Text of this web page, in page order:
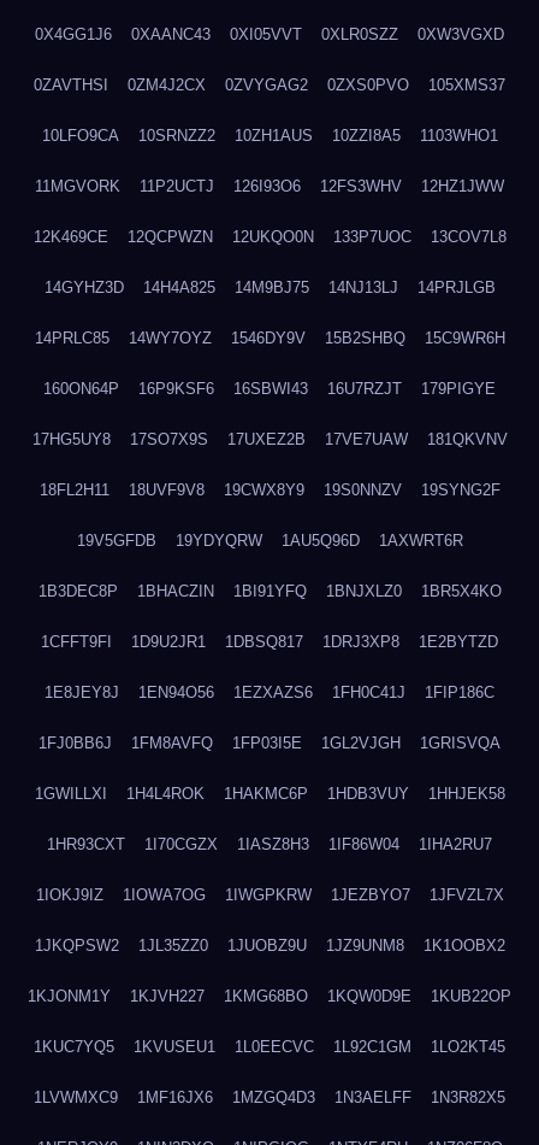
0X4GG1J6 0XAANC43 0XI05VVT 0XLR0SZZ 0XW3VGXD
0ZAVTHSI 0ZM4J2CX 0ZVYGAG2 0ZXS0PVO 105XMS37
10LFO9CA 10SRNZZ2 10ZH1AUS 10ZZI8A5 1103WHO1
11MGVORK 11P2UCTJ 126I93O6 12FS3WHV 12HZ1JWW
12K469CE 12QCPWZN 12UKQO0N 133P7UOC 13COV7L8
14GYHZ3D 14H4A825 14M9BJ75 14NJ13LJ 14PRJLGB
14PRLC85 14WY7OYZ 1546DY9V 15B2SHBQ 15C9WR6H
160ON64P 16P9KSF6 16SBWI43 16U7RZJT 179PIGYE
17HG5UY8 17SO7X9S 17UXEZ2B 17VE7UAW 181QKVNV
18FL2H11 18UVF9V8 19CWX8Y9 19S0NNZV 19SYNG2F
19V5GFDB 19YDYQRW 1AU5Q96D 1AXWRT6R
1B3DEC8P 1BHACZIN 1BI91YFQ 1BNJXLZ0 1BR5X4KO
1CFFT9FI 1D9U2JR1 1DBSQ817 1DRJ3XP8 1E2BYTZD
1E8JEY8J 1EN94O56 1EZXAZS6 1FH0C41J 1FIP186C
1FJ0BB6J 1FM8AVFQ 1FP03I5E 1GL2VJGH 1GRISVQA
1GWILLXI 1H4L4ROK 1HAKMC6P 1HDB3VUY 1HHJEK58
1HR93CXT 1I70CGZX 1IASZ8H3 1IF86W04 1IHA2RU7
1IOKJ9IZ 1IOWA7OG 1IWGPKRW 1JEZBYO7 1JFVZL7X
1JKQPSW2 1JL35ZZ0 1JUOBZ9U 1JZ9UNM8 1K1OOBX2
1KJONM1Y 1KJVH227 1KMG68BO 1KQW0D9E 1KUB22OP
1KUC7YQ5 1KVUSEU1 1L0EECVC 1L92C1GM 1LO2KT45
1LVWMXC9 1MF16JX6 1MZGQ4D3 1N3AELFF 1N3R82X5